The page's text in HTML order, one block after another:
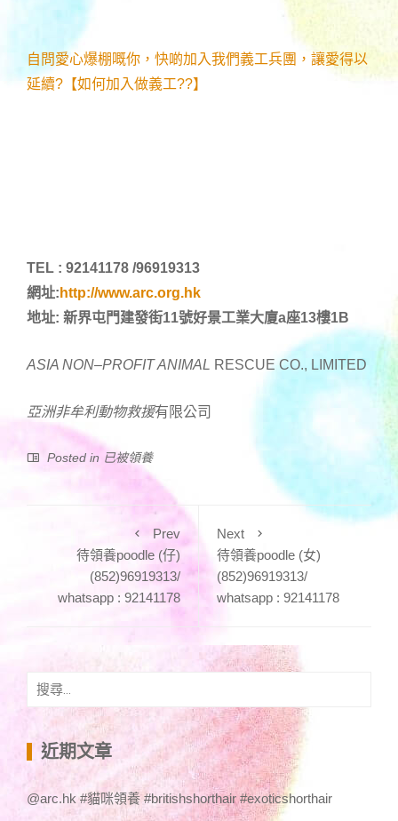
自問愛心爆棚嘅你，快啲加入我們義工兵團，讓愛得以
延續?【如何加入做義工??】
TEL : 92141178 /96919313
網址: http://www.arc.org.hk
地址: 新界屯門建發街11號好景工業大廈a座13樓1B
ASIA NON–PROFIT ANIMAL RESCUE CO., LIMITED
亞洲非牟利動物救援有限公司
Posted in 已被領養
Prev
待領養poodle (仔)
(852)96919313/
whatsapp : 92141178
Next
待領養poodle (女)
(852)96919313/
whatsapp : 92141178
搜
鍵 近期文章
@arc.hk #貓咪領養 #britishshorthair #exoticshorthair